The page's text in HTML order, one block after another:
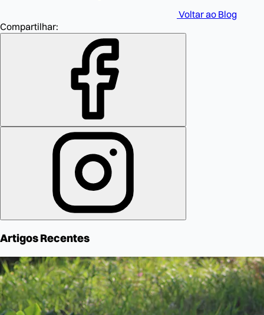
Voltar ao Blog
Compartilhar:
Artigos Recentes